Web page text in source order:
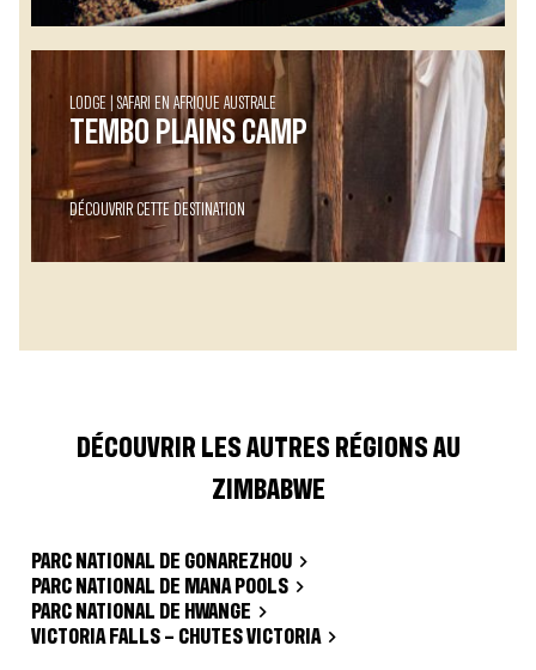
LODGE SAFARI EN AFRIQUE AUSTRALE
TEMBO PLAINS CAMP
DÉCOUVRIR CETTE DESTINATION
DÉCOUVRIR LES AUTRES RÉGIONS AU
ZIMBABWE
PARC NATIONAL DE GONAREZHOU
PARC NATIONAL DE MANA POOLS
PARC NATIONAL DE HWANGE
VICTORIA FALLS – CHUTES VICTORIA